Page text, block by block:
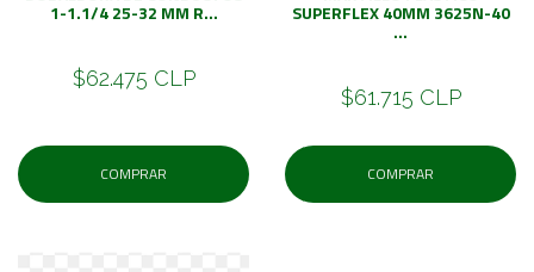
1-1.1/4 25-32 MM R...
$62.475 CLP
COMPRAR
SUPERFLEX 40MM 3625N-40
...
$61.715 CLP
COMPRAR